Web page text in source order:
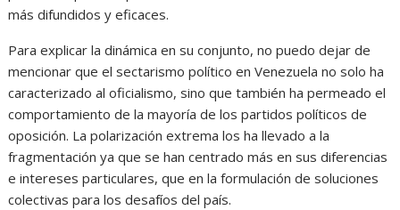
más difundidos y eficaces.
Para explicar la dinámica en su conjunto, no puedo dejar de
mencionar que el sectarismo político en Venezuela no solo ha
caracterizado al oficialismo, sino que también ha permeado el
comportamiento de la mayoría de los partidos políticos de
oposición. La polarización extrema los ha llevado a la
fragmentación ya que se han centrado más en sus diferencias
e intereses particulares, que en la formulación de soluciones
colectivas para los desafíos del país.